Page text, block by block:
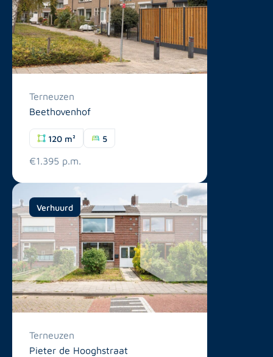
Terneuzen
Beethovenhof
120 m² 5
€1.395 p.m.
Verhuurd
Terneuzen
Pieter de Hooghstraat